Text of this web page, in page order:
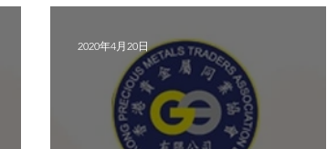
2020年4月20日